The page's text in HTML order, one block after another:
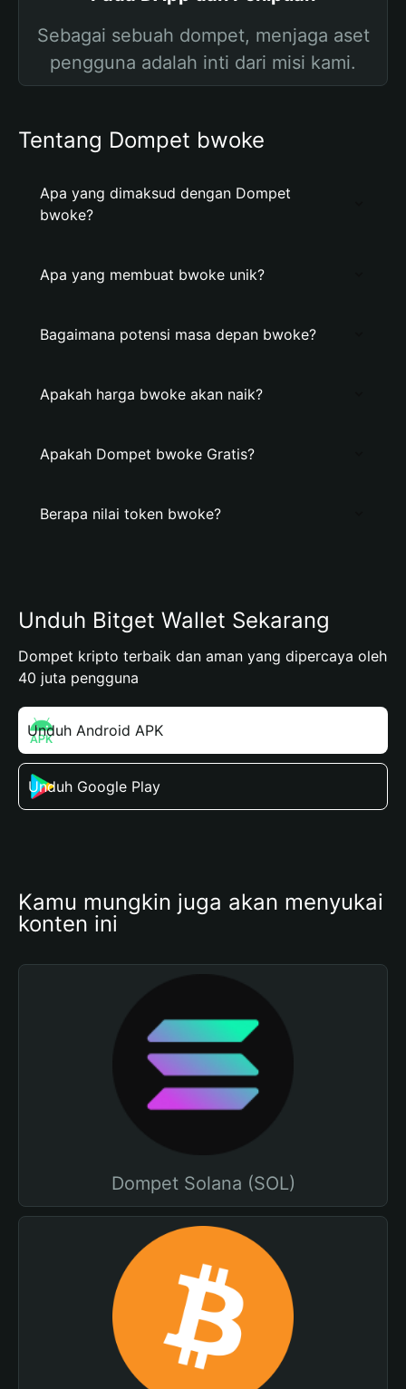
Sebagai sebuah dompet, menjaga aset
pengguna adalah inti dari misi kami.
Tentang Dompet bwoke
Apa yang dimaksud dengan Dompet
bwoke?
Apa yang membuat bwoke unik?
Bagaimana potensi masa depan bwoke?
Apakah harga bwoke akan naik?
Apakah Dompet bwoke Gratis?
Berapa nilai token bwoke?
Unduh Bitget Wallet Sekarang
Dompet kripto terbaik dan aman yang dipercaya oleh
40 juta pengguna
Unduh Android APK
Unduh Google Play
Kamu mungkin juga akan menyukai
konten ini
Dompet Solana (SOL)